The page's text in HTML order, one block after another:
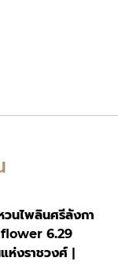
นไพลินศรีลังกา
6.29
ห่งราชวงศ์ |